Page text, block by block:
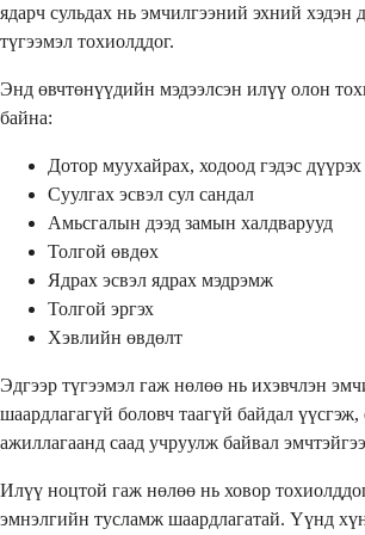
ядарч сульдах нь эмчилгээний эхний хэдэн
түгээмэл тохиолддог.
Энд өвчтөнүүдийн мэдээлсэн илүү олон
байна:
Дотор муухайрах, ходоод гэдэс дүүрэх
Суулгах эсвэл сул сандал
Амьсгалын дээд замын халдварууд
Толгой өвдөх
Ядрах эсвэл ядрах мэдрэмж
Толгой эргэх
Хэвлийн өвдөлт
Эдгээр түгээмэл гаж нөлөө нь ихэвчлэн
шаардлагагүй боловч таагүй байдал
ажиллагаанд саад учруулж байвал
Илүү ноцтой гаж нөлөө нь ховор
эмнэлгийн тусламж шаардлагатай. Үүнд